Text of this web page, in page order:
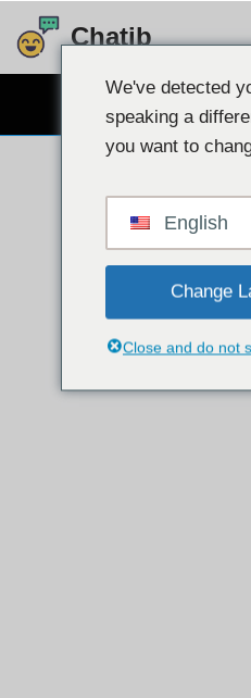
Sari
Chatib
WEBCAM
We've detected
speaking a
you want to
English
Change
Close and do not